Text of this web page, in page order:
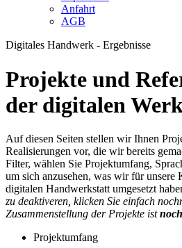
Anfahrt
AGB
Digitales Handwerk - Ergebnisse
Projekte und
der digitalen
Auf diesen Seiten stellen wir Ihnen
Realisierungen vor, die wir bereits
Filter, wählen Sie Projektumfang,
um sich anzusehen, was wir für unsere
digitalen Handwerkstatt umgesetzt
zu deaktiveren, klicken Sie einfach
Zusammenstellung der Projekte ist
Projektumfang